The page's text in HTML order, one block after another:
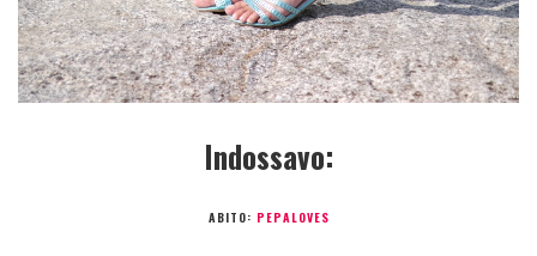
Indossavo:
ABITO: PEPALOVES